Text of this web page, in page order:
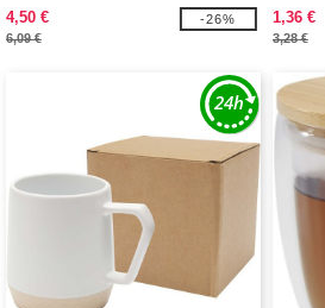
"Billie" - EgotierPro 100846
4,50 €
6,09 €
-26% 1,36 €
3,28 €